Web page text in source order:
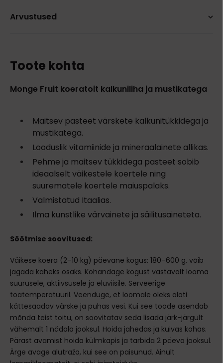
Arvustused
Toote kohta
Monge Fruit koeratoit kalkuniliha ja mustikatega
Maitsev pasteet värskete kalkunitükkidega ja
mustikatega.
Looduslik vitamiinide ja mineraalainete allikas.
Pehme ja maitsev tükkidega pasteet sobib
ideaalselt väikestele koertele ning
suurematele koertele maiuspalaks.
Valmistatud Itaalias.
Ilma kunstlike värvainete ja säilitusaineteta.
Söötmise soovitused:
Väikese koera (2–10 kg) päevane kogus: 180–600 g, võib
jagada kaheks osaks. Kohandage kogust vastavalt looma
suurusele, aktiivsusele ja eluviisile. Serveerige
toatemperatuuril. Veenduge, et loomale oleks alati
kättesaadav värske ja puhas vesi. Kui see toode asendab
mõnda teist toitu, on soovitatav seda lisada järk-järgult
vähemalt 1 nädala jooksul. Hoida jahedas ja kuivas kohas.
Pärast avamist hoida külmkapis ja tarbida 2 päeva jooksul.
Ärge avage alutraža, kui see on paisunud. Ainult